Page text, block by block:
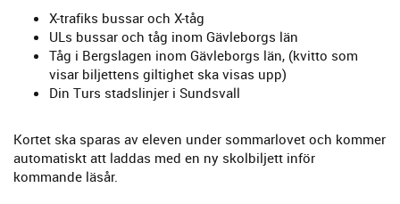
X-trafiks bussar och X-tåg
ULs bussar och tåg inom Gävleborgs län
Tåg i Bergslagen inom Gävleborgs län, (kvitto som
visar biljettens giltighet ska visas upp)
Din Turs stadslinjer i Sundsvall
Kortet ska sparas av eleven under sommarlovet och kommer
automatiskt att laddas med en ny skolbiljett inför
kommande läsår.